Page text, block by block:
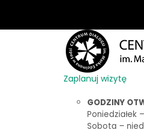
Zaplanuj wizytę
GODZINY
Poniedziałek
Sobota –